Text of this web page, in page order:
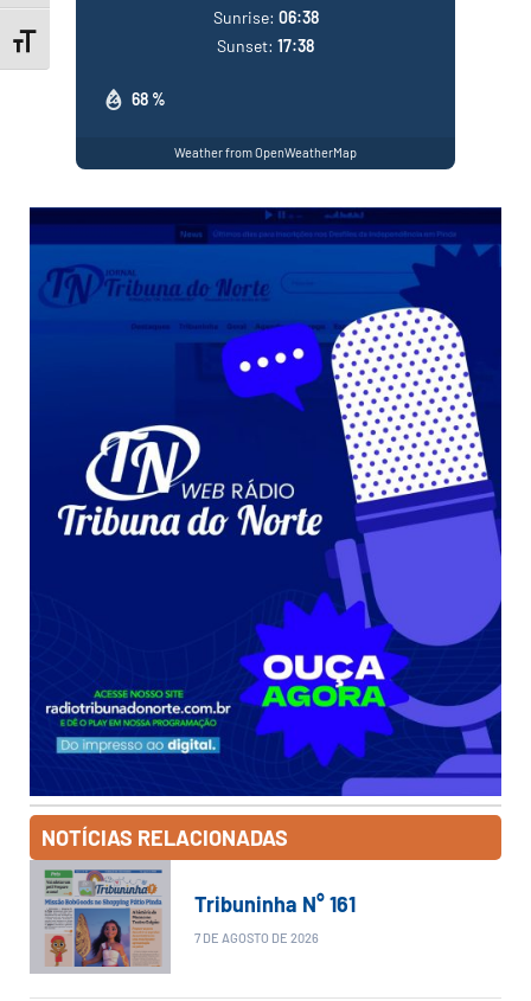
Toggle Font size
68 %
Sunrise: 06:38
Sunset: 17:38
Weather from OpenWeatherMap
NOTÍCIAS RELACIONADAS
Tribuninha N° 161
7 DE AGOSTO DE 2026